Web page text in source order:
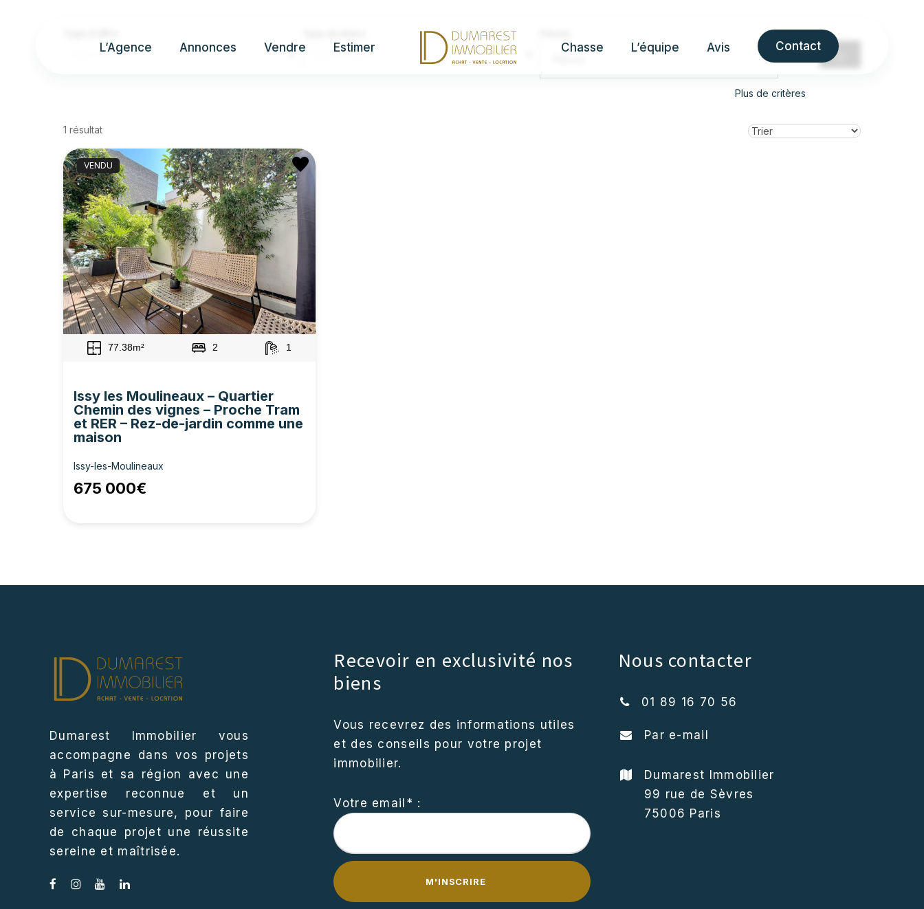
L’Agence Annonces Vendre Estimer Chasse L’équipe Avis Contact
Type d'offre Type de biens
Plus de critères
1 résultat
VENDU
77.38m² 2 1
Issy les Moulineaux – Quartier
Chemin des vignes – Proche Tram
et RER – Rez-de-jardin comme une
maison
Issy-les-Moulineaux
675 000€
Dumarest Immobilier vous
accompagne dans vos projets
à Paris et sa région avec une
expertise reconnue et un
service sur-mesure, pour faire
de chaque projet une réussite
sereine et maîtrisée.
Recevoir en exclusivité nos
biens
Vous recevrez des informations utiles
et des conseils pour votre projet
immobilier.
Votre email* :
Nous contacter
01 89 16 70 56
Par e-mail
Dumarest Immobilier
99 rue de Sèvres
75006 Paris